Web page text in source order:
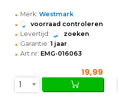
• Merk: Westmark
• voorraad controleren
• Levertijd: zoeken
• Garantie: 1 jaar
• Art.nr: EMG-016063
19,99
1